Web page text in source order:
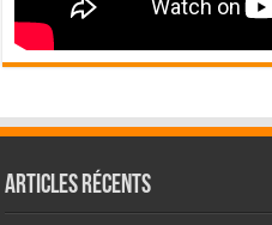
Articles récents